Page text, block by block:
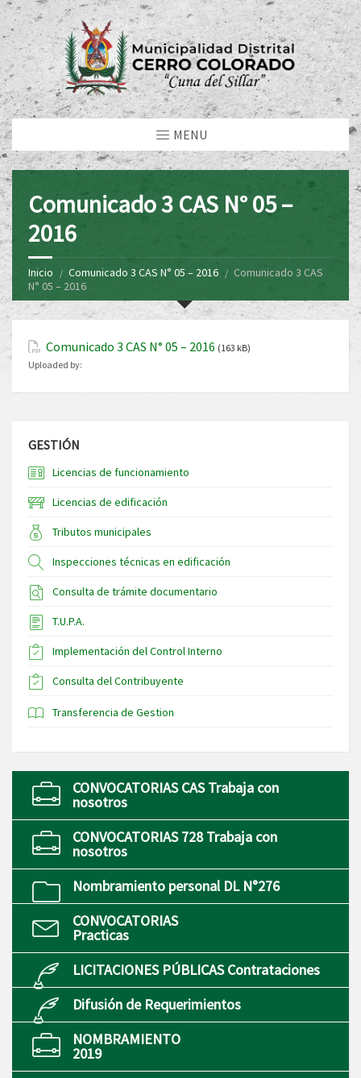
MENU
Comunicado 3 CAS N° 05 –
2016
Inicio Comunicado 3 CAS N° 05 – 2016
Comunicado 3 CAS
N° 05 – 2016
Comunicado 3 CAS N° 05 – 2016 (163 kB)
Uploaded by:
GESTIÓN
Licencias de funcionamiento
Licencias de edificación
Tributos municipales
Inspecciones técnicas en edificación
Consulta de trámite documentario
T.U.P.A.
Implementación del Control Interno
Consulta del Contribuyente
Transferencia de Gestion
CONVOCATORIAS CAS Trabaja con
nosotros
CONVOCATORIAS 728 Trabaja con
nosotros
Nombramiento personal DL N°276
CONVOCATORIAS
Practicas
LICITACIONES PÚBLICAS Contrataciones
Difusión de Requerimientos
NOMBRAMIENTO
2019